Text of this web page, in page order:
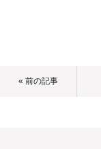
« 前の記事